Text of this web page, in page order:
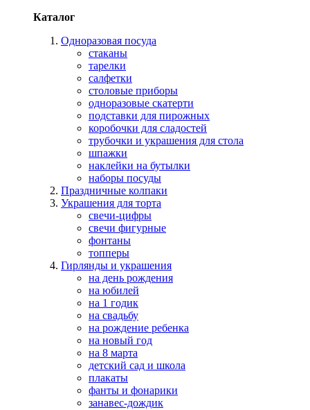
Каталог
Одноразовая посуда
стаканы
тарелки
салфетки
столовые приборы
одноразовые скатерти
подставки для пирожных
коробочки для сладостей
трубочки и украшения для стола
шпажки
наклейки на бутылки
наборы посуды
Праздничные колпаки
Украшения для торта
свечи-цифры
свечи фигурные
фонтаны
топперы
Гирлянды и украшения
на день рождения
на юбилей
на 1 годик
на свадьбу
на рождение ребенка
на новый год
на 8 марта
детский сад и школа
плакаты
фанты и фонарики
занавес-дождик